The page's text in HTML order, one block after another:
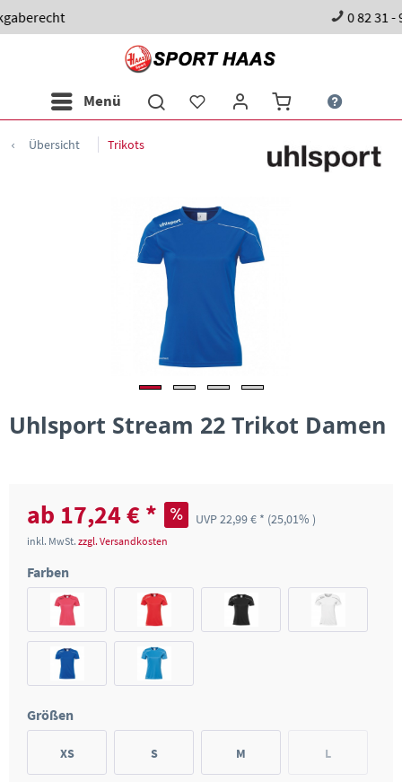
Menü
Übersicht Trikots
Uhlsport Stream 22 Trikot Damen
ab 17,24 € * UVP 22,99 € * (25,01% )
inkl. MwSt. zzgl. Versandkosten
Farben
Größen
XS S M L